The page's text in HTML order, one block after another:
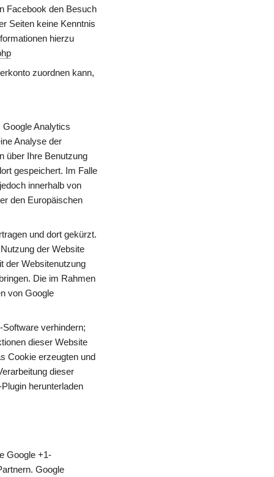
Facebook den Besuch
Seiten keine Kenntnis
hierzu
zuordnen kann,
Google Analytics
Analyse der
über Ihre Benutzung
gespeichert. Im Falle
innerhalb von
den Europäischen
und dort gekürzt.
der Website
der Websitenutzung
Die im Rahmen
von Google
verhindern;
dieser Website
Cookie erzeugten und
dieser
herunterladen
Google +1-
Google